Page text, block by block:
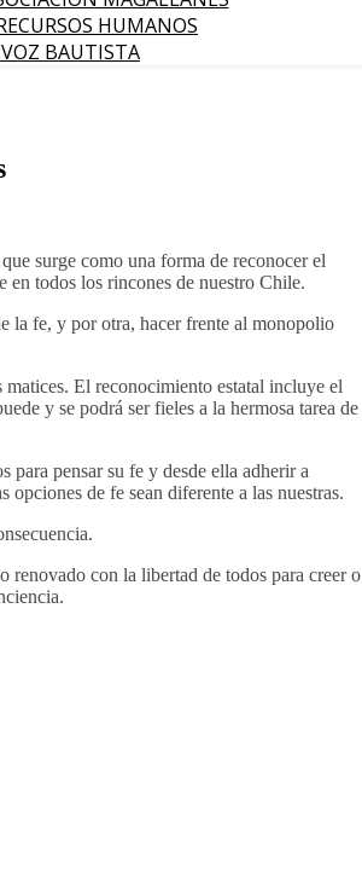
HUMANOS
BAUTISTA
surge como una forma de reconocer el
en todos los rincones de nuestro Chile.
la fe, y por otra, hacer frente al monopolio
El reconocimiento estatal incluye el
y se podrá ser fieles a la hermosa tarea de
para pensar su fe y desde ella adherir a
de fe sean diferente a las nuestras.
renovado con la libertad de todos para creer o